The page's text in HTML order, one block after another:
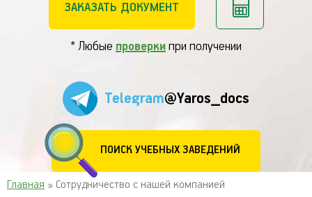
ЗАКАЗАТЬ ДОКУМЕНТ
* Любые проверки при получении
Telegram@Yaros_docs
ПОИСК УЧЕБНЫХ ЗАВЕДЕНИЙ
Главная » Сотрудничество с нашей компанией